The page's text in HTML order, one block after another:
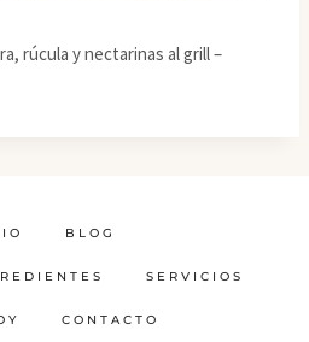
rúcula y nectarinas al grill –
BLOG
SERVICIOS
CONTACTO